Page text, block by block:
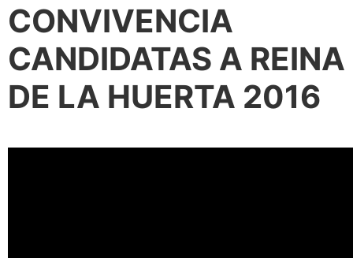
CONVIVENCIA
CANDIDATAS A REINA
DE LA HUERTA 2016